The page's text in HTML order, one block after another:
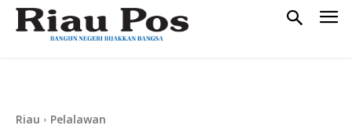
Riau Pelalawan